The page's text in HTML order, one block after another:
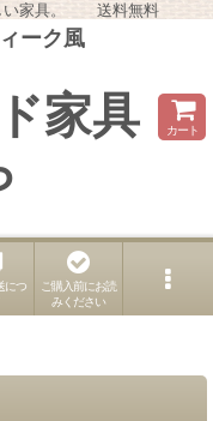
しい家具。 送料無料
ーク風
家具 カート
につ
ご購入前にお読
みください